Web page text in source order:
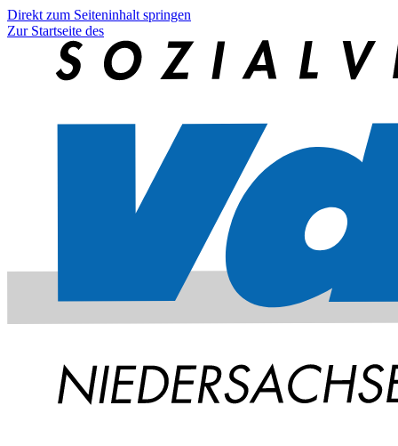
Direkt zum Seiteninhalt springen
Zur Startseite des